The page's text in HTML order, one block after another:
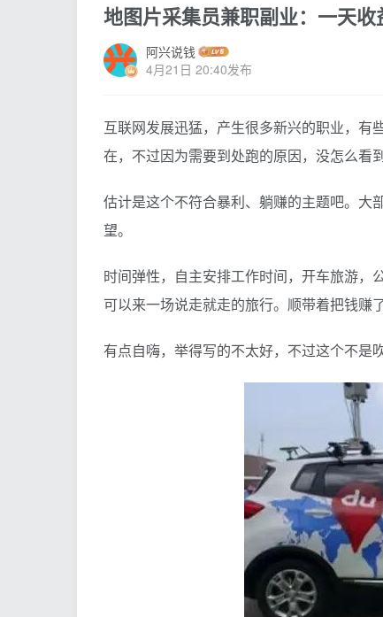
地图片采集员兼职副业：一天
阿兴说钱
4月21日 20:40发布
互联网发展迅猛，产生很多新兴的职业，有
在，不过因为需要到处跑的原因，没怎么看
估计是这个不符合暴利、躺赚的主题吧。大
望。
时间弹性，自主安排工作时间，开车旅游，
可以来一场说走就走的旅行。顺带着把钱赚了
有点自嗨，举得写的不太好，不过这个不是